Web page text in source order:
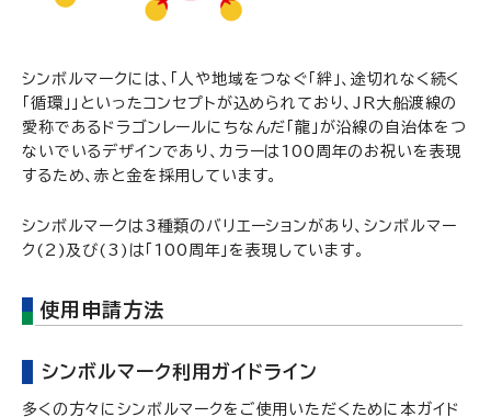
シンボルマークには、「人や地域をつなぐ「絆」、途切れなく続く
「循環」」といったコンセプトが込められており、JR大船渡線の
愛称であるドラゴンレールにちなんだ「龍」が沿線の自治体をつ
ないでいるデザインであり、カラーは100周年のお祝いを表現
するため、赤と金を採用しています。
シンボルマークは3種類のバリエーションがあり、シンボルマー
ク(2)及び(3)は「100周年」を表現しています。
使用申請方法
シンボルマーク利用ガイドライン
多くの方々にシンボルマークをご使用いただくために本ガイド